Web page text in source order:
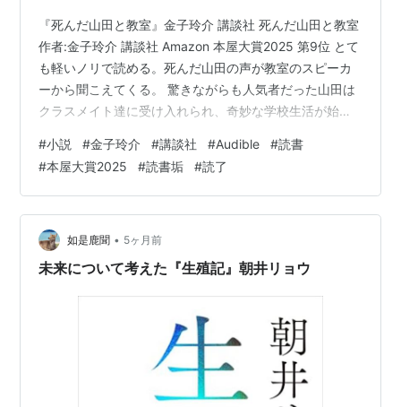
『死んだ山田と教室』金子玲介 講談社 死んだ山田と教室
作者:金子玲介 講談社 Amazon 本屋大賞2025 第9位 とて
も軽いノリで読める。死んだ山田の声が教室のスピーカ
ーから聞こえてくる。 驚きながらも人気者だった山田は
クラスメイト達に受け入れられ、奇妙な学校生活が始ま
のノリは信じられないベクトルへ向かっていた。 山田と
和久津の関係性。これなんだかラストは「願生」という
ことを思わずにいられなかった。真宗門徒故に。 死ぬこ
と、そして死者を悼む者と、時間の経過。人は死ぬと忘
れられるということを感じずにはいられない。 とてもテ
ンポよく読める小…
#小説 #金子玲介 #講談社 #Audible #読書
#本屋大賞2025 #読書垢 #読了
如是鹿聞 • 5ヶ月前
未来について考えた『生殖記』朝井リョウ